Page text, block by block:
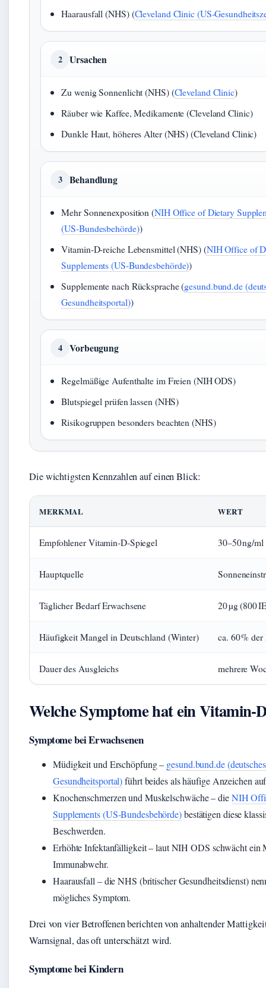
Haarausfall (NHS) (Cleveland Clinic
2 Ursachen
Zu wenig Sonnenlicht (NHS) (Cleveland Clinic)
Räuber wie Kaffee, Medikamente (Cleveland Clinic)
Dunkle Haut, höheres Alter (NHS) (Cleveland Clinic)
3 Behandlung
Mehr Sonnenexposition (NIH Office of Dietary
(US‑Bundesbehörde))
Vitamin‑D‑reiche Lebensmittel (NHS) (NIH Office of
Supplements (US‑Bundesbehörde))
Supplemente nach Rücksprache (gesund.bund.de
Gesundheitsportal))
4 Vorbeugung
Regelmäßige Aufenthalte im Freien (NIH ODS)
Blutspiegel prüfen lassen (NHS)
Risikogruppen besonders beachten (NHS)
Die wichtigsten Kennzahlen auf einen Blick:
MERKMAL WERT
Empfohlener Vitamin‑D‑Spiegel 30–50 ng/ml
Hauptquelle
Täglicher Bedarf Erwachsene 20 µg (800
Häufigkeit Mangel in Deutschland (Winter) ca. 60 % der
Dauer des Ausgleichs mehrere
Welche Symptome hat ein
Symptome bei Erwachsenen
Müdigkeit und Erschöpfung – gesund.bund.de (deutsches
Gesundheitsportal)führt beides als häufige Anzeichen
Knochenschmerzen und Muskelschwäche – dieNIH
Supplements (US‑Bundesbehörde)bestätigen diese
Beschwerden.
Erhöhte Infektanfälligkeit – laut NIH ODS schwächt ein
Immunabwehr.
Haarausfall – die NHS (britischer Gesundheitsdienst)
mögliches Symptom.
Drei von vier Betroffenen berichten von anhaltender
Warnsignal, das oft unterschätzt wird.
Symptome bei Kindern